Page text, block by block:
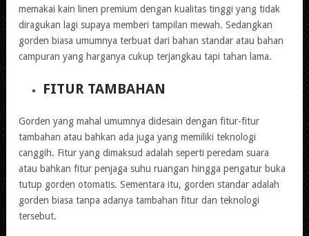
memakai kain linen premium dengan kualitas tinggi yang tidak
diragukan lagi supaya memberi tampilan mewah. Sedangkan
gorden biasa umumnya terbuat dari bahan standar atau bahan
campuran yang harganya cukup terjangkau tapi tahan lama.
FITUR TAMBAHAN
Gorden yang mahal umumnya didesain dengan fitur-fitur
tambahan atau bahkan ada juga yang memiliki teknologi
canggih. Fitur yang dimaksud adalah seperti peredam suara
atau bahkan fitur penjaga suhu ruangan hingga pengatur buka
tutup gorden otomatis. Sementara itu, gorden standar adalah
gorden biasa tanpa adanya tambahan fitur dan teknologi
tersebut.